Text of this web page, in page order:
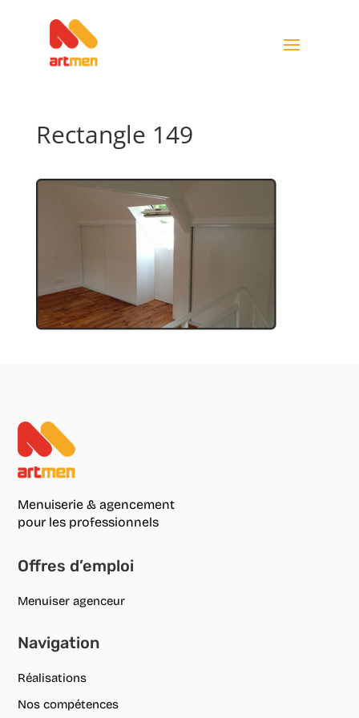
Rectangle 149
Menuiserie & agencement
pour les professionnels
Offres d’emploi
Menuiser agenceur
Navigation
Réalisations
Nos compétences